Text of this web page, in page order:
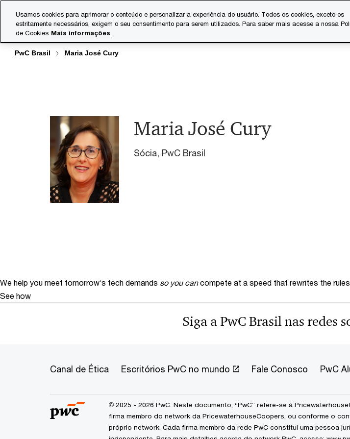
content
footer
Serviços
PwC Brasil Maria José Cury
Maria José Cury
Sócia, PwC Brasil
We help you meet tomorrow’s tech demands so you can compete at a speed that rewrites the rules
See how
Siga a PwC Brasil nas redes
Canal de Ética Escritórios PwC no mundo Fale Conosco PwC
© 2025 - 2026 PwC. Neste documento, “PwC” refere-se à
firma membro do network da PricewaterhouseCoopers, ou conforme o
próprio network. Cada firma membro da rede PwC constitui uma pessoa
Usamos cookies para aprimorar o conteúdo e personalizar a experiência do usuário. Todos os cookies, exceto os
estritamente necessários, exigem o seu consentimento para serem utilizados. Para saber mais acesse a nossa
de Cookies Mais informações